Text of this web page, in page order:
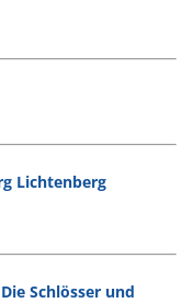
Lichtenberg
Schlösser und